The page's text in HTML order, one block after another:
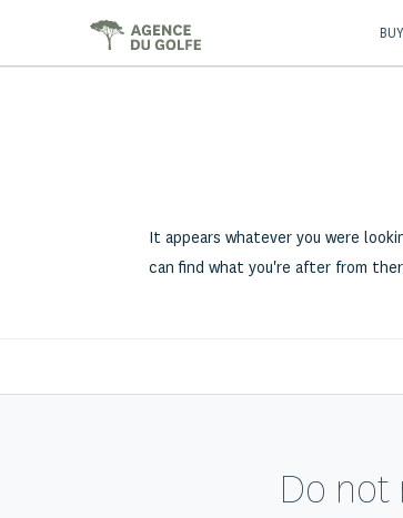
It appears whatever you were
can find what you're after from
Do not